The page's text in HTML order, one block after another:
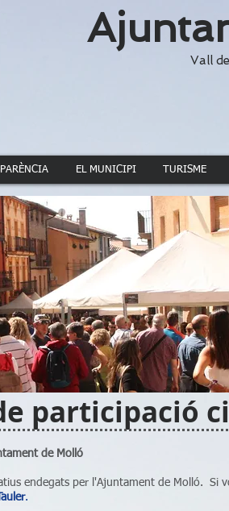
Vall
EL MUNICIPI TURISME
participació
de Molló
endegats per l'Ajuntament de Molló. Si
.